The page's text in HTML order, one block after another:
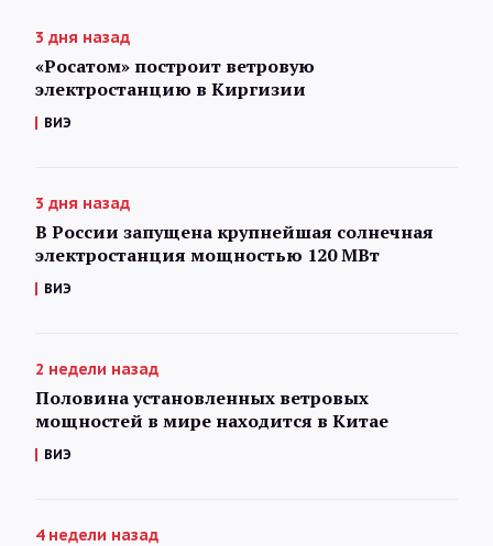
3 дня назад
«Росатом» построит ветровую
электростанцию в Киргизии
ВИЭ
3 дня назад
В России запущена крупнейшая солнечная
электростанция мощностью 120 МВт
ВИЭ
2 недели назад
Половина установленных ветровых
мощностей в мире находится в Китае
ВИЭ
4 недели назад